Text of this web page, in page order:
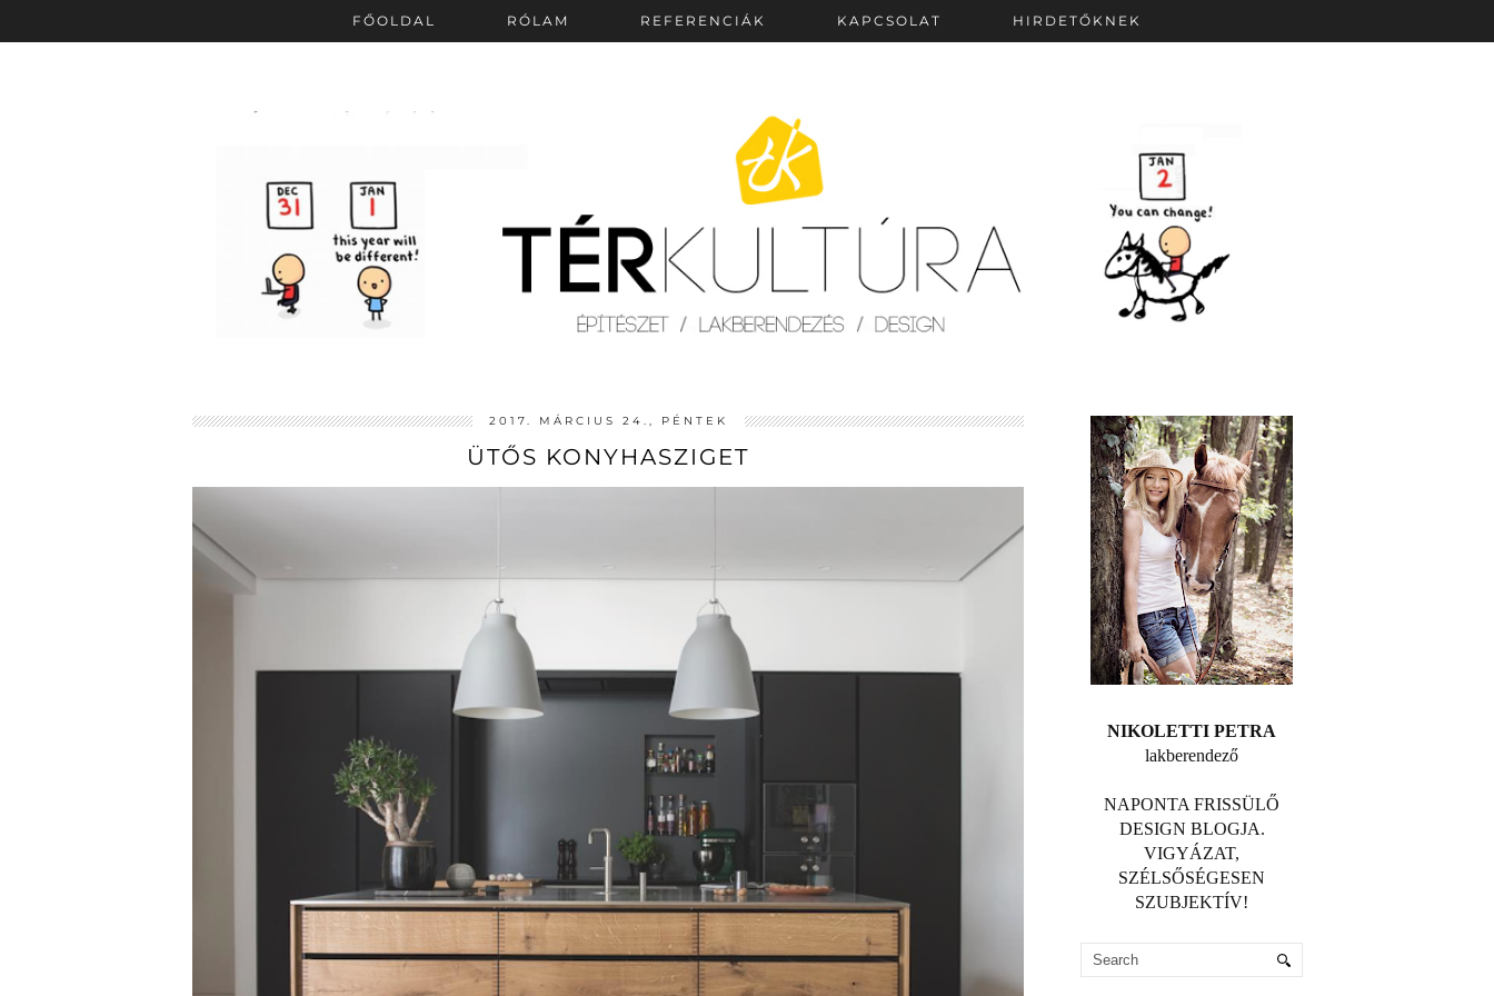
FŐOLDAL RÓLAM REFERENCIÁK KAPCSOLAT HIRDETŐKNEK
2017. MÁRCIUS 24., PÉNTEK
ÜTŐS KONYHASZIGET
NIKOLETTI PETRA
lakberendező
NAPONTA FRISSÜLŐ
DESIGN BLOGJA.
VIGYÁZAT,
SZÉLSŐSÉGESEN
SZUBJEKTÍV!